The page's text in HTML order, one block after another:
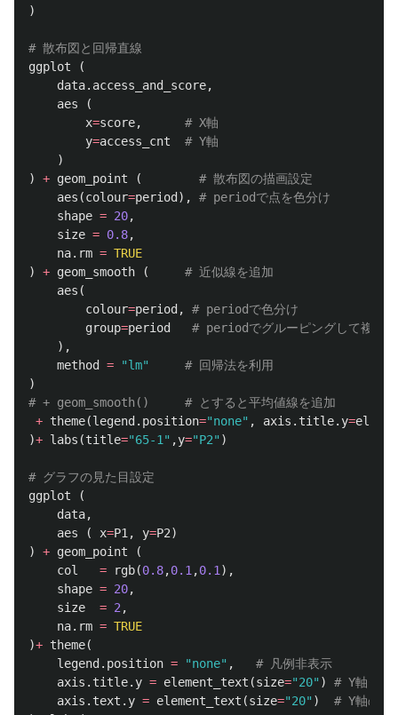
)
# 散布図と回帰直線
ggplot
(
data.access_and_score,
aes
(
x=score,
# X軸
y=access_cnt
# Y軸
)
)
+ geom_point (
# 散布図の描画設定
aes (colour=period ),
# periodで点を色分け
shape = 20,
size = 0.8,
na.rm = TRUE
)
+ geom_smooth (
# 近似線を追加
aes (
colour=period ,
# periodで色分け
group=period
# periodでグルーピングして複数
),
method
= "lm"
# 回帰法を利用
)
# + geom_smooth()     # とすると平均値線を追加
+ theme(legend.position="none" , axis.title.y=
)+ labs (title="65-1" ,y="P2" )
# グラフの見た目設定
ggplot
(
data,
aes
( x=P1 , y=P2)
)
+ geom_point
(
col
= rgb(0.8,0.1 ,0.1 ),
shape = 20,
size
= 2 ,
na.rm = TRUE
)+ theme(
legend.position = "none" ,
# 凡例非表示
axis.title.y = element_text (size="20" )
# Y軸タイ
axis.text.y = element_text (size="20" )
# Y軸の設